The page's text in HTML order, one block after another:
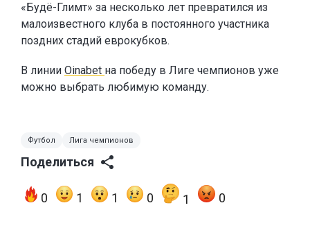
«Будё-Глимт» за несколько лет превратился из
малоизвестного клуба в постоянного участника
поздних стадий еврокубков.
В линии Oinabet на победу в Лиге чемпионов уже
можно выбрать любимую команду.
Футбол Лига чемпионов
Поделиться
0 1 1 0 1 0